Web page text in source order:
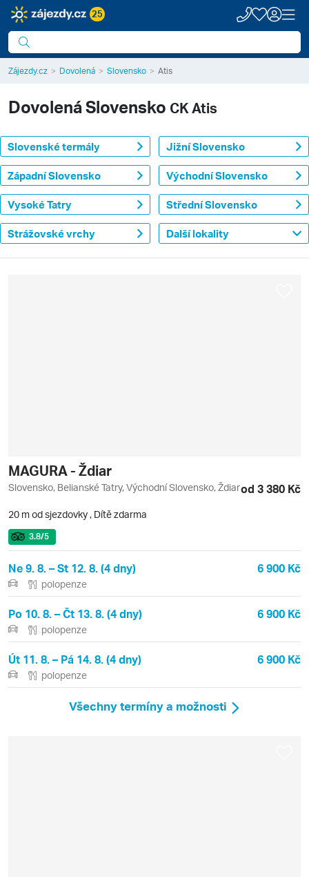
25
Zájezdy.cz Dovolená Slovensko Atis
DovolenáSlovensko CK Atis
Slovenské termály Jižní Slovensko
Západní Slovensko Východní Slovensko
Vysoké Tatry Střední Slovensko
Strážovské vrchy Další lokality
MAGURA - Ždiar
Slovensko, Belianské Tatry, Východní Slovensko, Ždiarod 3 380 Kč
20 m od sjezdovky , Dítě zdarma
3.8/5
Ne 9. 8. – St 12. 8. (4 dny) 6 900 Kč
polopenze
Po 10. 8. – Čt 13. 8. (4 dny) 6 900 Kč
polopenze
Út 11. 8. – Pá 14. 8. (4 dny) 6 900 Kč
polopenze
Všechny termíny a možnosti